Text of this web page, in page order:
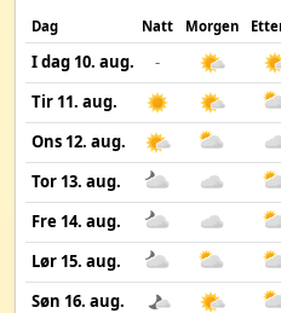
Dag Natt Morgen
I dag 10. aug. -
Tir 11. aug.
Ons 12. aug.
Tor 13. aug.
Fre 14. aug.
Lør 15. aug.
Søn 16. aug.